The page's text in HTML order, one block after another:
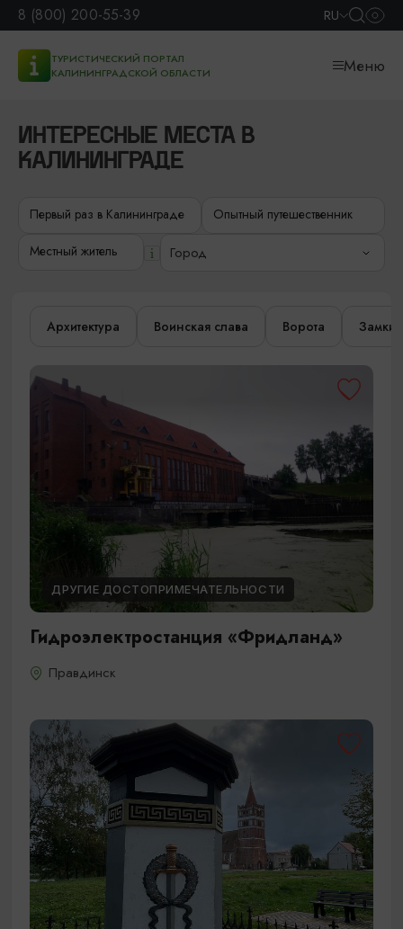
8 (800) 200-55-39 RU
ТУРИСТИЧЕСКИЙ ПОРТАЛ
КАЛИНИНГРАДСКОЙ ОБЛАСТИ
Меню
ИНТЕРЕСНЫЕ МЕСТА В
КАЛИНИНГРАДЕ
Первый раз в Калининграде Опытный путешественник
Местный житель Город
Архитектура Воинская слава Ворота Замки
ДРУГИЕ ДОСТОПРИМЕЧАТЕЛЬНОСТИ
Гидроэлектростанция «Фридланд»
Правдинск